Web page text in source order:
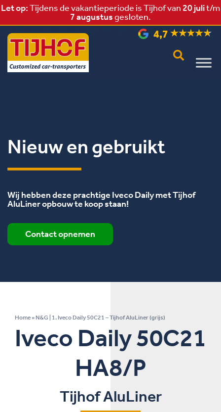
Let op:Tijdens de vakantieperiode is Tijhof van 20 julit/m
7 augustusgesloten.
Kom ook bij ons werken! Bekijk vacatures >
4,7
Nieuw en gebruikt
Wij hebben deze prachtige Iveco Daily met Tijhof
AluLiner opbouw te koop staan!
Contact opnemen
Home » N&G | 1. Iveco Daily 50C21 – Tijhof AluLiner (grijs)
Iveco Daily 50C21
HA8/P
Tijhof AluLiner